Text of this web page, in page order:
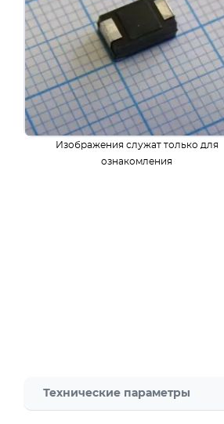
Изображения служат только для
ознакомления
Технические параметры